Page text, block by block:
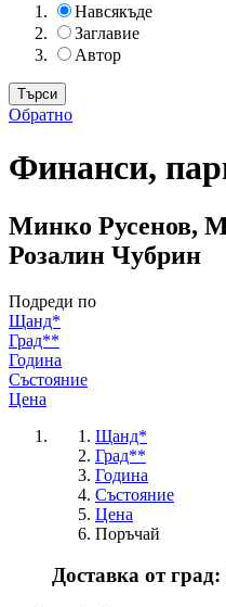
Навсякъде
Заглавие
Автор
Обратно
Финанси,
Минко Русенов,
Розалин Чубрин
Подреди по
Щанд*
Град**
Година
Състояние
Цена
Щанд*
Град**
Година
Състояние
Цена
Поръчай
Доставка от